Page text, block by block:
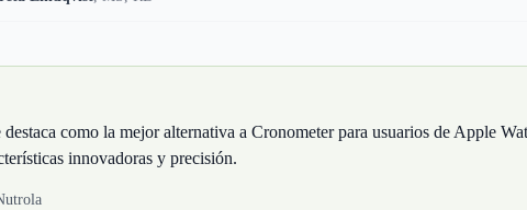
como la mejor alternativa a Cronometer para usuarios de Apple
innovadoras y precisión.